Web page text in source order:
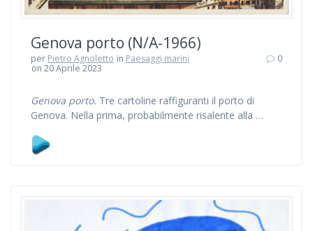
Genova porto (N/A-1966)
per Pietro Agnoletto in Paesaggi marini
on 20 Aprile 2023
0
Genova porto. Tre cartoline raffiguranti il porto di
Genova. Nella prima, probabilmente risalente alla …